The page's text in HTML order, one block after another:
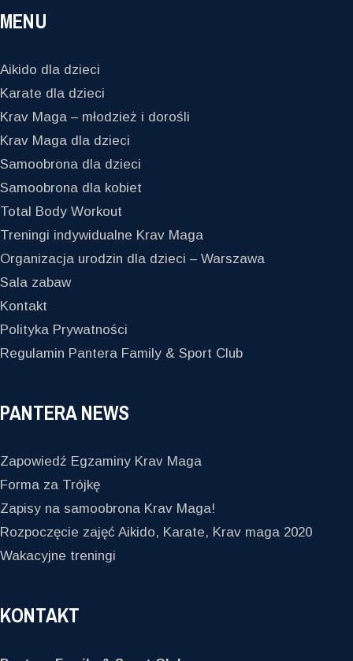
MENU
Aikido dla dzieci
Karate dla dzieci
Krav Maga – młodzież i dorośli
Krav Maga dla dzieci
Samoobrona dla dzieci
Samoobrona dla kobiet
Total Body Workout
Treningi indywidualne Krav Maga
Organizacja urodzin dla dzieci – Warszawa
Sala zabaw
Kontakt
Polityka Prywatności
Regulamin Pantera Family & Sport Club
PANTERA NEWS
Zapowiedź Egzaminy Krav Maga
Forma za Trójkę
Zapisy na samoobrona Krav Maga!
Rozpoczęcie zajęć Aikido, Karate, Krav maga 2020
Wakacyjne treningi
KONTAKT